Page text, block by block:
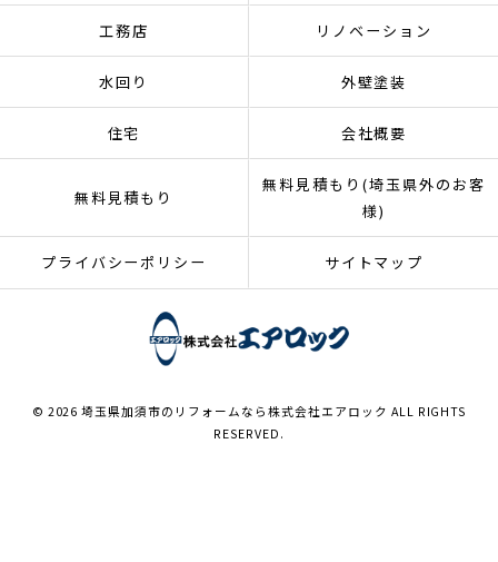
工務店 リノベーション
水回り 外壁塗装
住宅 会社概要
無料見積もり
無料見積もり(埼玉県外のお客
様)
プライバシーポリシー サイトマップ
© 2026 埼玉県加須市のリフォームなら株式会社エアロック ALL RIGHTS
RESERVED.